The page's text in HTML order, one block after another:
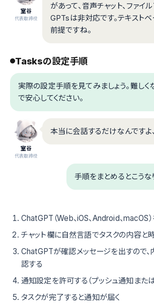
室谷
代表取締役
があって、音声チャット、ファイ
GPTsは非対応です。テキスト
前提ですね。
Tasksの設定手順
実際の設定手順を見てみましょう。難しく
で安心してください。
室谷
代表取締役
本当に会話するだけなんですよ、
手順をまとめるとこうな
ChatGPT（Web、iOS、Android、macOS）
チャット欄に自然言語でタスクの内容と
ChatGPTが確認メッセージを出すので、
認する
通知設定を許可する（プッシュ通知または
タスクが完了すると通知が届く